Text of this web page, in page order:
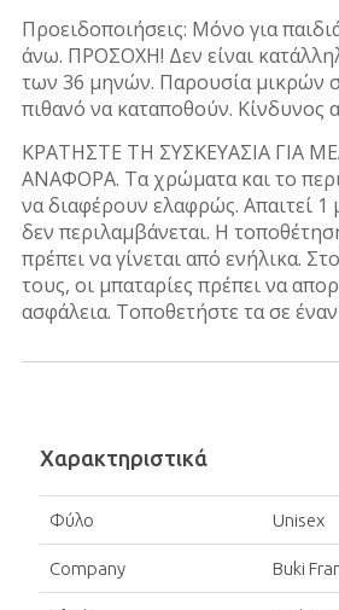
Προειδοποιήσεις: Μόνο για
άνω. ΠΡΟΣΟΧΗ! Δεν είναι
των 36 μηνών. Παρουσία μικρών
πιθανό να καταποθούν. Κίνδυνος
ΚΡΑΤΗΣΤΕ ΤΗ ΣΥΣΚΕΥΑΣΙΑ ΓΙΑ
ΑΝΑΦΟΡΑ. Τα χρώματα και το
να διαφέρουν ελαφρώς. Απαιτεί 1
δεν περιλαμβάνεται. Η
πρέπει να γίνεται από ενήλικα.
τους, οι μπαταρίες πρέπει να
ασφάλεια. Τοποθετήστε τα σε
Χαρακτηριστικά
Φύλο Unisex
Company Buki